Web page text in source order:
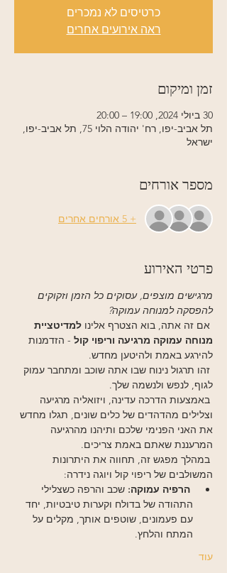
כרטיסים לא נמכרים
ראה אירועים אחרים
זמן ומיקום
30 ביולי 2024, 19:00 – 20:00
תל אביב-יפו, רח' יהודה הלוי 75, תל אביב-יפו,
ישראל
מספר אורחים
+ 5 אורחים אחרים
פרטי האירוע
מרגישים מוצפים, עסוקים כל הזמן וזקוקים
להפסקה למנוחה עמוקה?
למדיטציית
מנוחה עמוקה מרגיעה וריפוי קול - הזדמנות
להירגע באמת ולהיטען מחדש.
זהו תרגול נינוח שבו אתה שוכב ומתחבר עמוק
לגוף, לנפש ולנשמה שלך.
באמצעות הדרכה עדינה, ויזואליה מרגיעה
וצלילים מהדהדים של כלים שונים, תגלו מחדש
את האני הפנימי שלכם ותיהנו מהרגיעה
המרעננת שאתם באמת צריכים.
במהלך מפגש זה, תחווה את היתרונות
המשולבים של ריפוי קול ויוגה נידרה:
הרפיה עמוקה: שכב והרפה כשצלילי
התהודה של בדולח וקערות טיבטיות, יחד
עם פעמונים, שוטפים אותך, מקלים על
המתח והלחץ.
עוד